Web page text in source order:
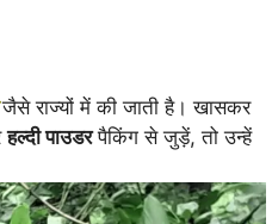
राज्यों में की जाती है। खासकर
हल्दी पाउडरपैकिंग से जुड़ें, तो उन्हें